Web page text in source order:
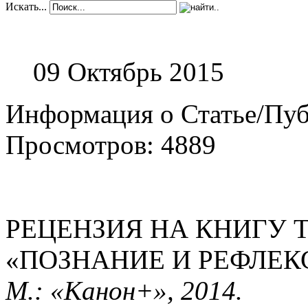
Искать...
09 Октябрь 2015
Информация о Статье/
Просмотров: 4889
РЕЦЕНЗИЯ НА КНИГУ
«ПОЗНАНИЕ И
М.: «Канон+», 2014.